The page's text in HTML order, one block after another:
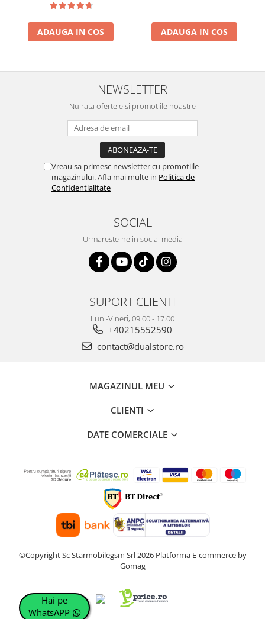
ADAUGA IN COS ADAUGA IN COS
NEWSLETTER
Nu rata ofertele si promotiile noastre
Vreau sa primesc newsletter cu promotiile
magazinului. Afla mai multe in Politica de
Confidentialitate
SOCIAL
Urmareste-ne in social media
SUPORT CLIENTI
Luni-Vineri, 09.00 - 17.00
+40215552590
contact@dualstore.ro
MAGAZINUL MEU
CLIENTI
DATE COMERCIALE
©Copyright Sc Starmobilegsm Srl 2026 Platforma E-commerce by
Gomag
Hai pe
WhatsAPP